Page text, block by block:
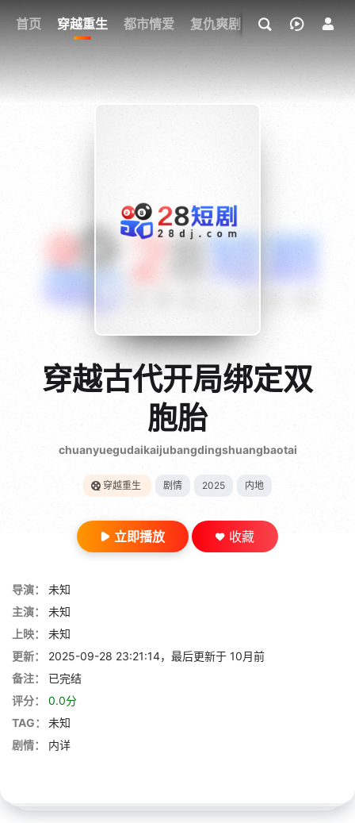
首页 穿越重生 都市情爱 复仇爽剧 玄幻武侠 奇幻
我的观影记录
{if condition="$obj.vod_points
gt 0"}
28短剧
穿越古代开局绑定双
胞胎
chuanyuegudaikaijubangdingshuangbaotai
穿越重生 剧情 2025 内地
立即播放 收藏
导演：
未知
主演：
未知
上映：
未知
更新：
2025-09-28 23:21:14，最后更新于 10月前
备注：
已完结
评分：
0.0分
TAG：
未知
剧情：
内详